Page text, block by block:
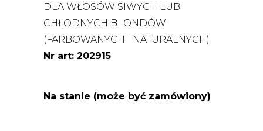
DLA WŁOSÓW SIWYCH LUB
CHŁODNYCH BLONDÓW
(FARBOWANYCH I NATURALNYCH)
Nr art: 202915
Na stanie (może być zamówiony)